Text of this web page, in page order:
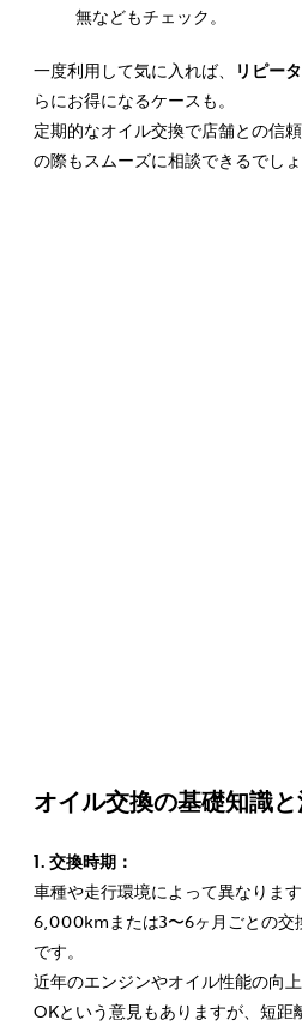
無などもチェック。
一度利用して気に入れば、 リピー
らにお得になるケースも。
定期的なオイル交換で店舗との信
の際もスムーズに相談できるでしょ
オイル交換の基礎知識
1. 交換時期：
車種や走行環境によって異なりま
6,000kmまたは3〜6ヶ月ごとの交
です。
近年のエンジンやオイル性能の向
OKという意見もありますが、短